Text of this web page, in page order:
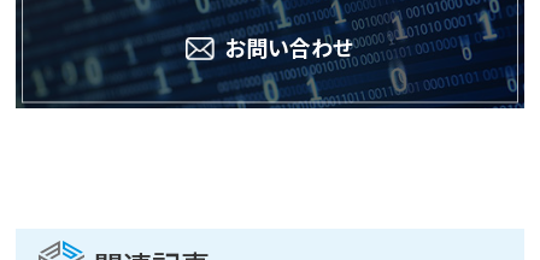
お問い合わせ